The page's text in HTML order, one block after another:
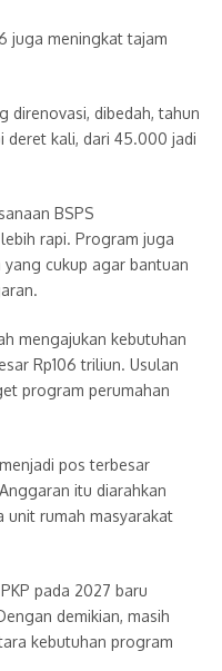
juga meningkat tajam
direnovasi, dibedah, tahun
deret kali, dari 45.000 jadi
BSPS
rapi. Program juga
cukup agar bantuan
mengajukan kebutuhan
Rp106 triliun. Usulan
program perumahan
pos terbesar
itu diarahkan
unit rumah masyarakat
pada 2027 baru
demikian, masih
kebutuhan program